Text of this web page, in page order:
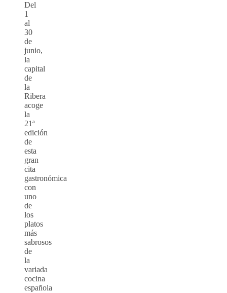
Del
1
al
30
de
junio,
la
capital
de
la
Ribera
acoge
la
21ª
edición
de
esta
gran
cita
gastronómica
con
uno
de
los
platos
más
sabrosos
de
la
variada
cocina
española